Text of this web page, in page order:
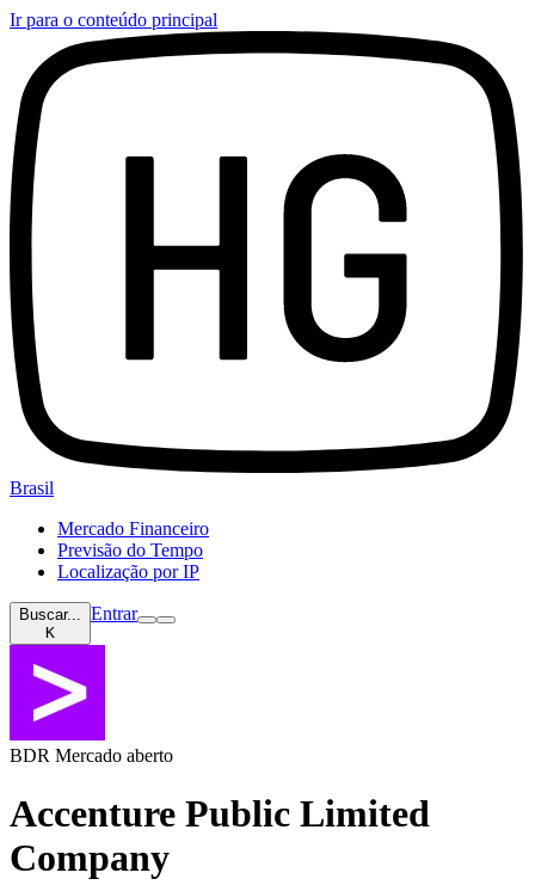
Ir para o conteúdo principal
Brasil
Mercado Financeiro
Previsão do Tempo
Localização por IP
Buscar...
K
Entrar
BDR Mercado aberto
Accenture Public Limited
Company